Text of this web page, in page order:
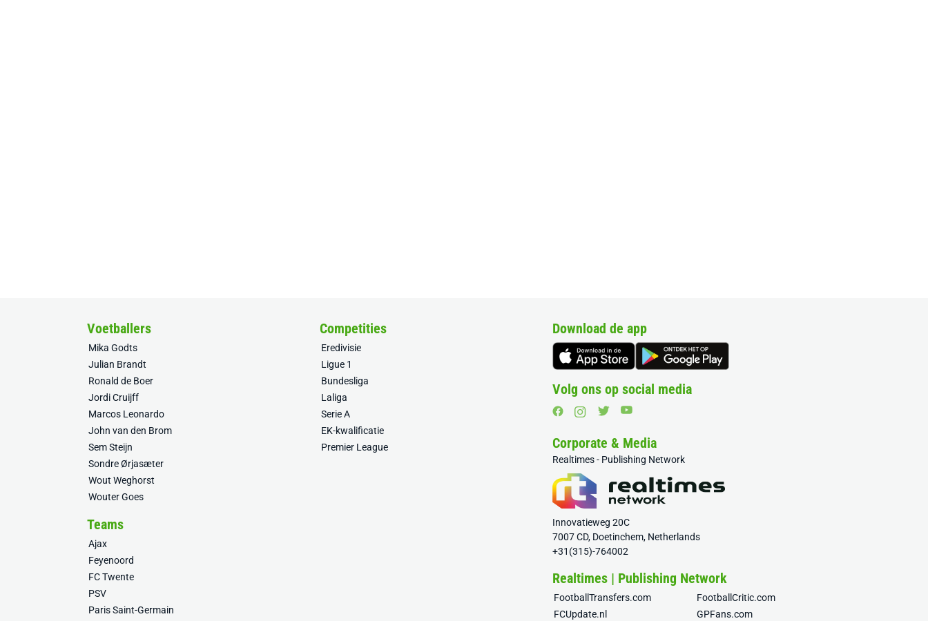
Voetballers
Mika Godts
Julian Brandt
Ronald de Boer
Jordi Cruijff
Marcos Leonardo
John van den Brom
Sem Steijn
Sondre Ørjasæter
Wout Weghorst
Wouter Goes
Competities
Eredivisie
Ligue 1
Bundesliga
Laliga
Serie A
EK-kwalificatie
Premier League
Teams
Ajax
Feyenoord
FC Twente
PSV
Paris Saint-Germain
Download de app
Volg ons op social media
Corporate & Media
Realtimes - Publishing Network
Innovatieweg 20C
7007 CD, Doetinchem, Netherlands
+31(315)-764002
Realtimes | Publishing Network
FootballTransfers.com
FootballCritic.com
FCUpdate.nl
GPFans.com